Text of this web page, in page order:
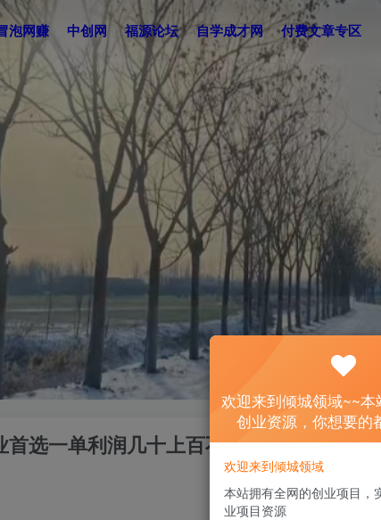
泡网赚 中创网 福源论坛 自学成才网 付费文章专区
首选一单利润几十上百不等小白闭眼当天
欢迎来到倾城领域~~本
创业资源，你想要的
欢迎来到倾城领域
本站拥有全网的创业项目，
业项目资源